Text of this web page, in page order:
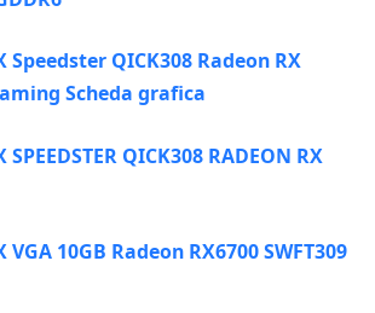
Speedster QICK308 Radeon RX
Scheda grafica
QICK308 RADEON RX
VGA 10GB Radeon RX6700 SWFT309